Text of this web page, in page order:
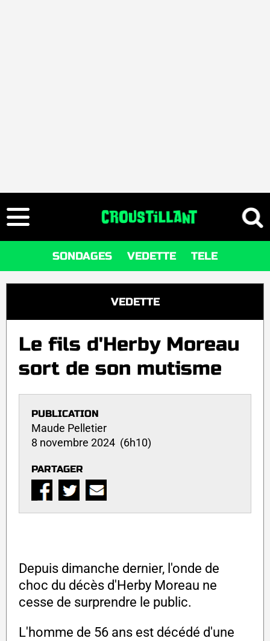
SONDAGES VEDETTE TELE
VEDETTE
Le fils d'Herby Moreau
sort de son mutisme
PUBLICATION
Maude Pelletier
8 novembre 2024 (6h10)
PARTAGER
Depuis dimanche dernier, l'onde de
choc du décès d'Herby Moreau ne
cesse de surprendre le public.
L'homme de 56 ans est décédé d'une